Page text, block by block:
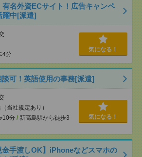
有名外資ECサイト！広告キャンペ
躍中[派遣]
4分
気になる！
可！英語使用の事務[派遣]
当社規定あり）
10分 / 新高島駅から徒歩3
気になる！
金手渡しOK】iPhoneなどスマホの